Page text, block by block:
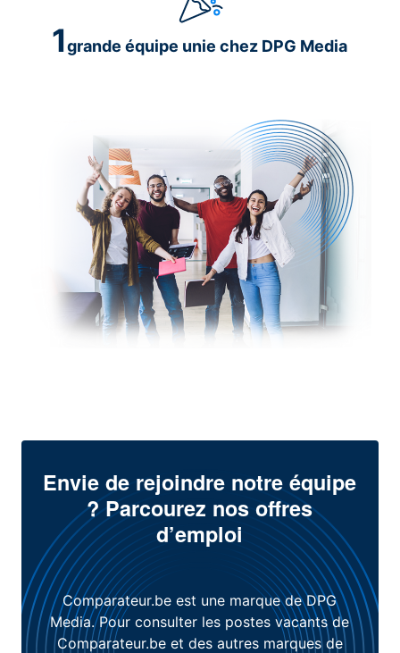
1grande équipe unie chez DPG Media
Envie de rejoindre notre équipe
? Parcourez nos offres
d’emploi
Comparateur.be est une marque de DPG
Media. Pour consulter les postes vacants de
Comparateur.be et des autres marques de